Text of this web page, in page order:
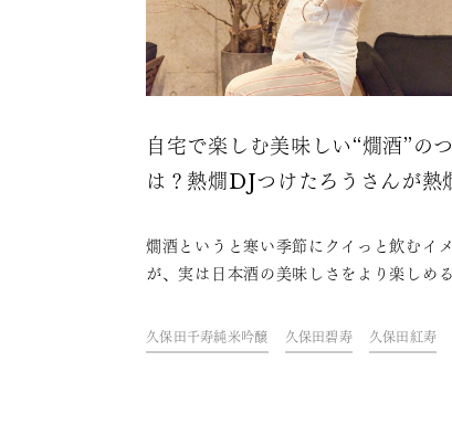
自宅で楽しむ美味しい“燗酒”の
は？熱燗DJつけたろうさんが熱
燗酒というと寒い季節にクイっと飲むイ
が、実は日本酒の美味しさをより楽しめ
こで今回は、熱燗の伝道師として全国で活
燗DJつけたろうさんにご登場いただき、
久保田千寿純米吟醸 久保田碧寿 久保田紅寿